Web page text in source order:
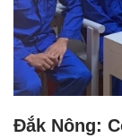
Đắk Nông: